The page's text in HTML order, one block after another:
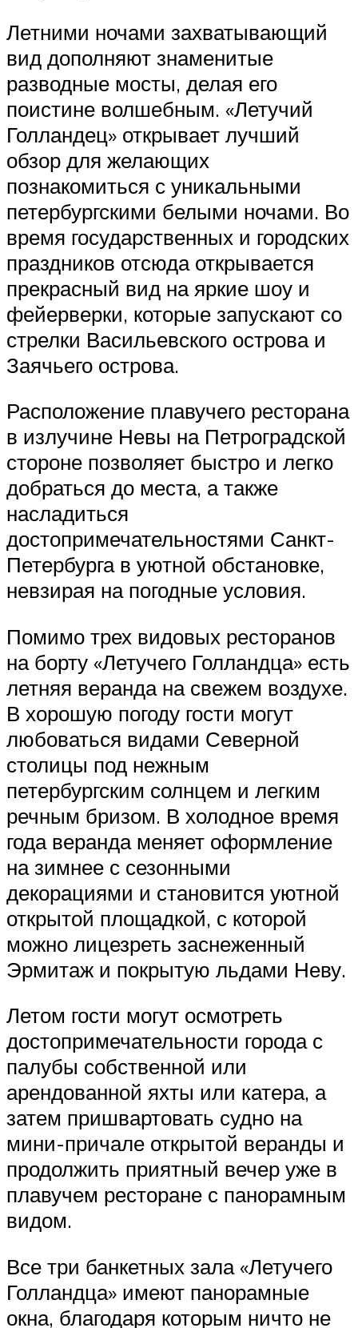
Летними ночами захватывающий
вид дополняют знаменитые
разводные мосты, делая его
поистине волшебным. «Летучий
Голландец» открывает лучший
обзор для желающих
познакомиться с уникальными
петербургскими белыми ночами. Во
время государственных и городских
праздников отсюда открывается
прекрасный вид на яркие шоу и
фейерверки, которые запускают со
стрелки Васильевского острова и
Заячьего острова.
Расположение плавучего ресторана
в излучине Невы на Петроградской
стороне позволяет быстро и легко
добраться до места, а также
насладиться
достопримечательностями Санкт-
Петербурга в уютной обстановке,
невзирая на погодные условия.
Помимо трех видовых ресторанов
на борту «Летучего Голландца» есть
летняя веранда на свежем воздухе.
В хорошую погоду гости могут
любоваться видами Северной
столицы под нежным
петербургским солнцем и легким
речным бризом. В холодное время
года веранда меняет оформление
на зимнее с сезонными
декорациями и становится уютной
открытой площадкой, с которой
можно лицезреть заснеженный
Эрмитаж и покрытую льдами Неву.
Летом гости могут осмотреть
достопримечательности города с
палубы собственной или
арендованной яхты или катера, а
затем пришвартовать судно на
мини-причале открытой веранды и
продолжить приятный вечер уже в
плавучем ресторане с панорамным
видом.
Все три банкетных зала «Летучего
Голландца» имеют панорамные
окна, благодаря которым ничто не